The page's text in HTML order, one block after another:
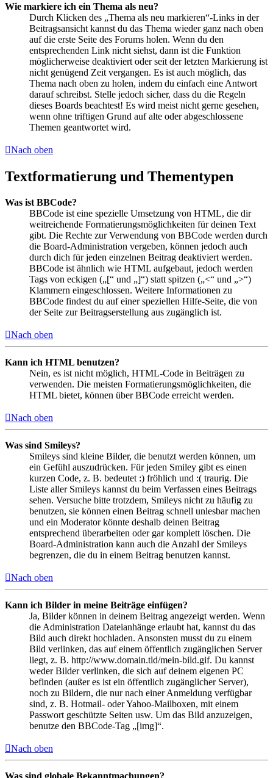
Wie markiere ich ein Thema als neu?
Durch Klicken des „Thema als neu markieren“-Links in der
Beitragsansicht kannst du das Thema wieder ganz nach oben
auf die erste Seite des Forums holen. Wenn du den
entsprechenden Link nicht siehst, dann ist die Funktion
möglicherweise deaktiviert oder seit der letzten Markierung ist
nicht genügend Zeit vergangen. Es ist auch möglich, das
Thema nach oben zu holen, indem du einfach eine Antwort
darauf schreibst. Stelle jedoch sicher, dass du die Regeln
dieses Boards beachtest! Es wird meist nicht gerne gesehen,
wenn ohne triftigen Grund auf alte oder abgeschlossene
Themen geantwortet wird.
Nach oben
Textformatierung und Thementypen
Was ist BBCode?
BBCode ist eine spezielle Umsetzung von HTML, die dir
weitreichende Formatierungsmöglichkeiten für deinen Text
gibt. Die Rechte zur Verwendung von BBCode werden durch
die Board-Administration vergeben, können jedoch auch
durch dich für jeden einzelnen Beitrag deaktiviert werden.
BBCode ist ähnlich wie HTML aufgebaut, jedoch werden
Tags von eckigen („[“ und „]“) statt spitzen („<“ und „>“)
Klammern eingeschlossen. Weitere Informationen zu
BBCode findest du auf einer speziellen Hilfe-Seite, die von
der Seite zur Beitragserstellung aus zugänglich ist.
Nach oben
Kann ich HTML benutzen?
Nein, es ist nicht möglich, HTML-Code in Beiträgen zu
verwenden. Die meisten Formatierungsmöglichkeiten, die
HTML bietet, können über BBCode erreicht werden.
Nach oben
Was sind Smileys?
Smileys sind kleine Bilder, die benutzt werden können, um
ein Gefühl auszudrücken. Für jeden Smiley gibt es einen
kurzen Code, z. B. bedeutet :) fröhlich und :( traurig. Die
Liste aller Smileys kannst du beim Verfassen eines Beitrags
sehen. Versuche bitte trotzdem, Smileys nicht zu häufig zu
benutzen, sie können einen Beitrag schnell unlesbar machen
und ein Moderator könnte deshalb deinen Beitrag
entsprechend überarbeiten oder gar komplett löschen. Die
Board-Administration kann auch die Anzahl der Smileys
begrenzen, die du in einem Beitrag benutzen kannst.
Nach oben
Kann ich Bilder in meine Beiträge einfügen?
Ja, Bilder können in deinem Beitrag angezeigt werden. Wenn
die Administration Dateianhänge erlaubt hat, kannst du das
Bild auch direkt hochladen. Ansonsten musst du zu einem
Bild verlinken, das auf einem öffentlich zugänglichen Server
liegt, z. B. http://www.domain.tld/mein-bild.gif. Du kannst
weder Bilder verlinken, die sich auf deinem eigenen PC
befinden (außer es ist ein öffentlich zugänglicher Server),
noch zu Bildern, die nur nach einer Anmeldung verfügbar
sind, z. B. Hotmail- oder Yahoo-Mailboxen, mit einem
Passwort geschützte Seiten usw. Um das Bild anzuzeigen,
benutze den BBCode-Tag „[img]“.
Nach oben
Was sind globale Bekanntmachungen?